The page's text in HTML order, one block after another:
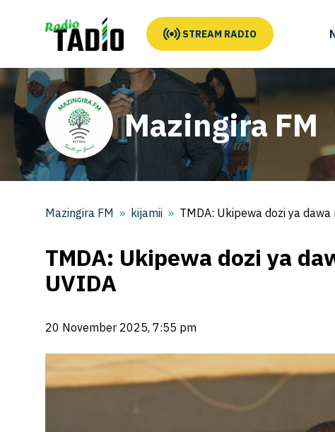
STREAM RADIO
Mazingira FM
Mazingira FM kijamii TMDA: Ukipewa dozi ya
TMDA: Ukipewa dozi ya
UVIDA
20 November 2025, 7:55 pm